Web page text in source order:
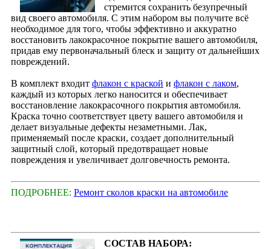
стремится сохранить безупречный
вид своего автомобиля. С этим набором вы получите всё
необходимое для того, чтобы эффективно и аккуратно
восстановить лакокрасочное покрытие вашего автомобиля,
придав ему первоначальный блеск и защиту от дальнейших
повреждений.
В комплект входит флакон с краской и флакон с лаком,
каждый из которых легко наносится и обеспечивает
восстановление лакокрасочного покрытия автомобиля.
Краска точно соответствует цвету вашего автомобиля и
делает визуальные дефекты незаметными. Лак,
применяемый после краски, создает дополнительный
защитный слой, который предотвращает новые
повреждения и увеличивает долговечность ремонта.
ПОДРОБНЕЕ: Ремонт сколов краски на автомобиле
СОСТАВ НАБОРА: